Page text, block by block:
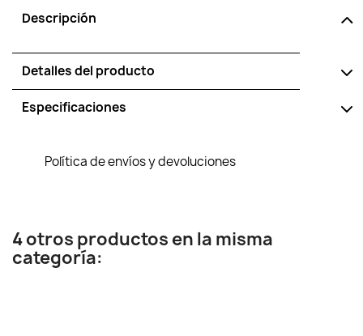
Descripción
Detalles del producto
Especificaciones
Política de envíos y devoluciones
4 otros productos en la misma
categoría: